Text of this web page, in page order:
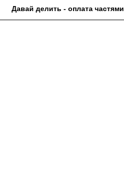
Давай делить - оплата частями